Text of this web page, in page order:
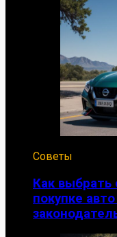
Советы
Как выбрать
покупке